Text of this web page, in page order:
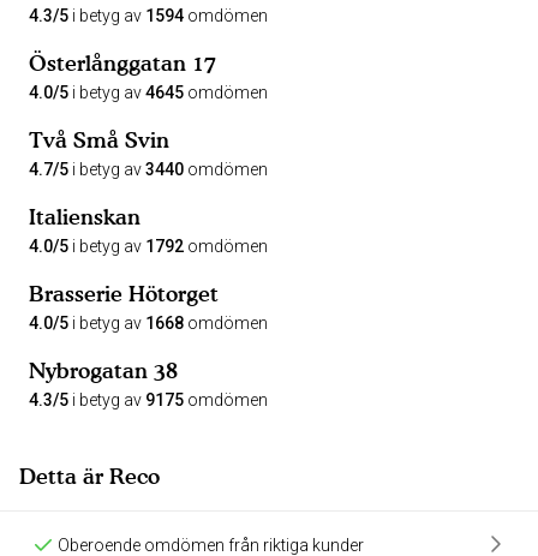
4.3/5 i betyg av 1594 omdömen
Österlånggatan 17
4.0/5 i betyg av4645 omdömen
Två Små Svin
4.7/5 i betyg av3440 omdömen
Italienskan
4.0/5 i betyg av 1792 omdömen
Brasserie Hötorget
4.0/5 i betyg av 1668 omdömen
Nybrogatan 38
4.3/5 i betyg av 9175 omdömen
Detta är Reco
Oberoende omdömen från riktiga kunder